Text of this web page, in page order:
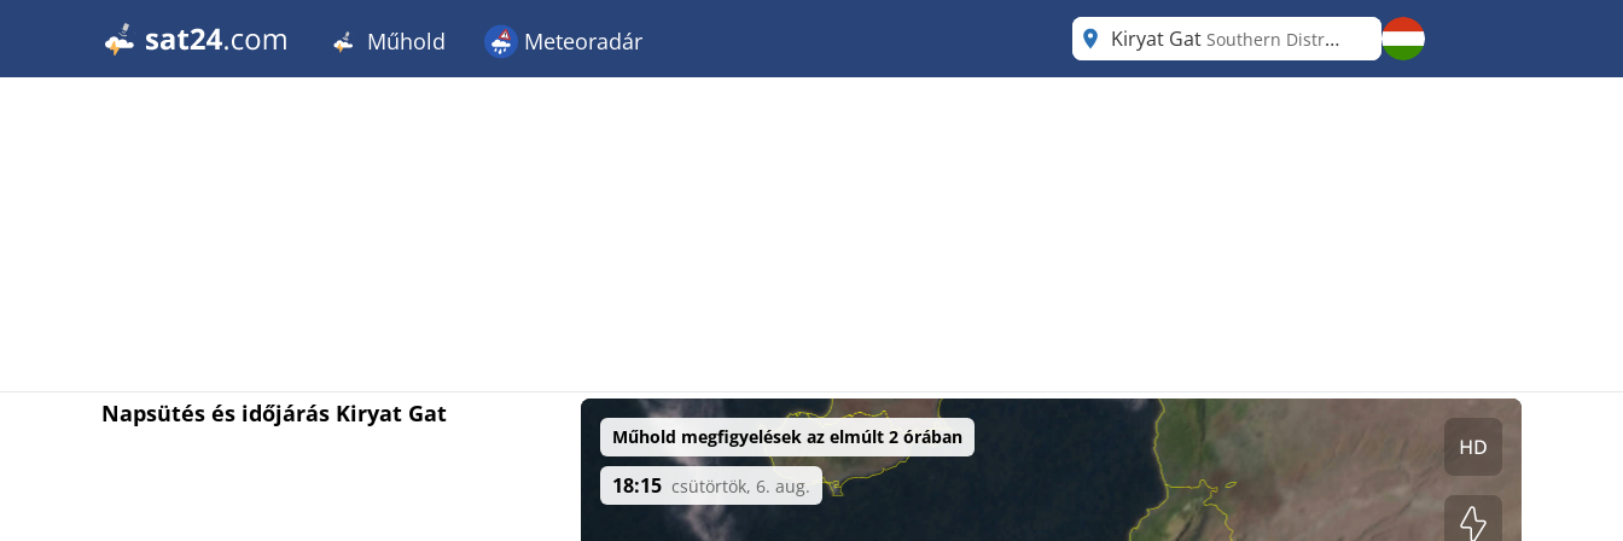
Műhold Meteoradár Kiryat Gat Southern District
Napsütés és időjárás Kiryat Gat
Műhold megfigyelések az elmúlt 2 órában
18:15 csütörtök, 6. aug.